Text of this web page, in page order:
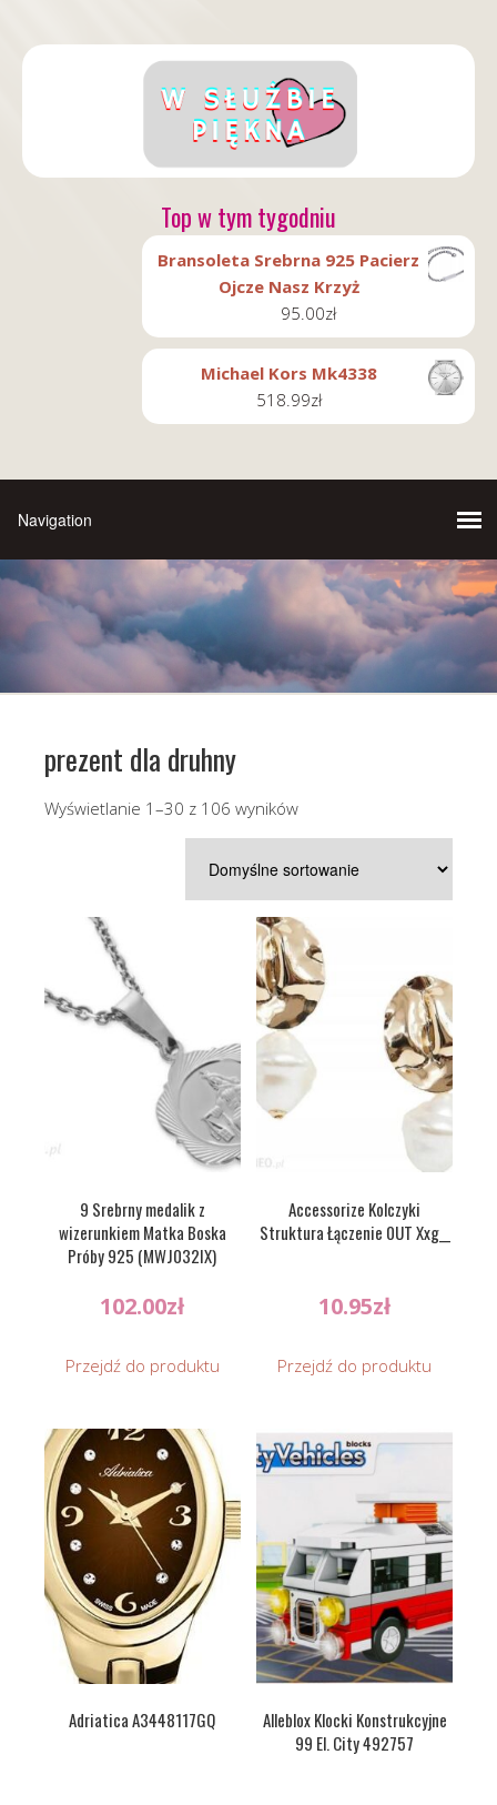
Top w tym tygodniu
Bransoleta Srebrna 925 Pacierz
Ojcze Nasz Krzyż
95.00zł
Michael Kors Mk4338
518.99zł
prezent dla druhny
Wyświetlanie 1–30 z 106 wyników
9 Srebrny medalik z
wizerunkiem Matka Boska
Próby 925 (MWJ032IX)
102.00zł
Przejdź do produktu
Accessorize Kolczyki
Struktura Łączenie 0UT Xxg__
10.95zł
Przejdź do produktu
Adriatica A3448117GQ
Alleblox Klocki Konstrukcyjne
99 El. City 492757